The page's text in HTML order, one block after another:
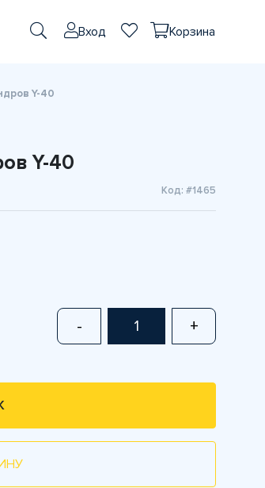
Вход Корзина
Y-40
Y-40
Код: #1465
- +